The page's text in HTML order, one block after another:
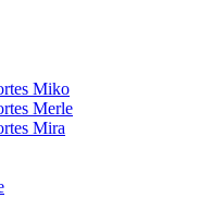
Miko
Merle
Mira